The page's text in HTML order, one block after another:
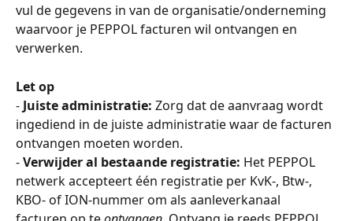
vul de gegevens in van de organisatie/onderneming
waarvoor je PEPPOL facturen wil ontvangen en
verwerken.
Let op
- Juiste administratie: Zorg dat de aanvraag wordt
ingediend in de juiste administratie waar de facturen
ontvangen moeten worden.
- Verwijder al bestaande registratie: Het PEPPOL
netwerk accepteert één registratie per KvK-, Btw-,
KBO- of ION-nummer om als aanleverkanaal